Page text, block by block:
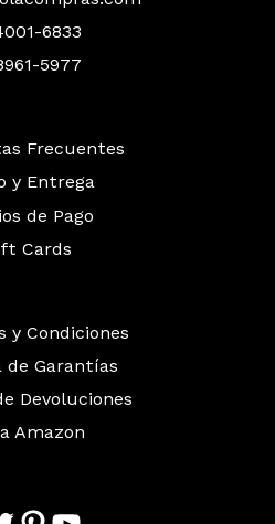
6833
5977
Frecuentes
y Entrega
de Pago
Cards
y Condiciones
de Garantías
Devoluciones
Amazon
Twitter
Pinterest